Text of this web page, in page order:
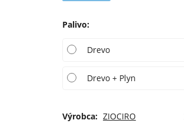
Palivo:
Drevo
Drevo + Plyn
Výrobca: ZIOCIRO